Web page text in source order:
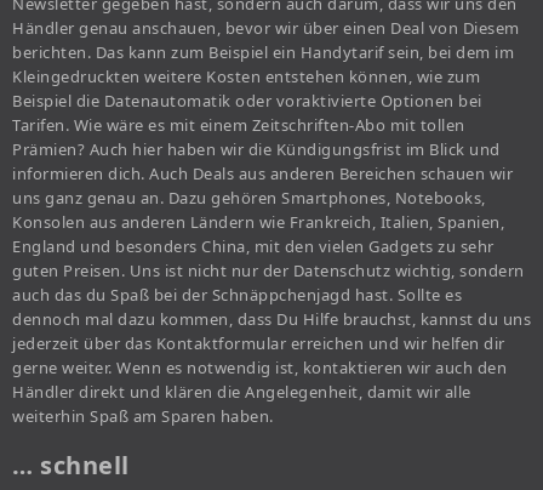
Händler genau anschauen, bevor wir über einen Deal von Diesem
berichten. Das kann zum Beispiel ein Handytarif sein, bei dem im
Kleingedruckten weitere Kosten entstehen können, wie zum
Beispiel die Datenautomatik oder voraktivierte Optionen bei
Tarifen. Wie wäre es mit einem Zeitschriften-Abo mit tollen
Prämien? Auch hier haben wir die Kündigungsfrist im Blick und
informieren dich. Auch Deals aus anderen Bereichen schauen wir
uns ganz genau an. Dazu gehören Smartphones, Notebooks,
Konsolen aus anderen Ländern wie Frankreich, Italien, Spanien,
England und besonders China, mit den vielen Gadgets zu sehr
guten Preisen. Uns ist nicht nur der Datenschutz wichtig, sondern
auch das du Spaß bei der Schnäppchenjagd hast. Sollte es
dennoch mal dazu kommen, dass Du Hilfe brauchst, kannst du uns
jederzeit über das Kontaktformular erreichen und wir helfen dir
gerne weiter. Wenn es notwendig ist, kontaktieren wir auch den
Händler direkt und klären die Angelegenheit, damit wir alle
weiterhin Spaß am Sparen haben.
… schnell